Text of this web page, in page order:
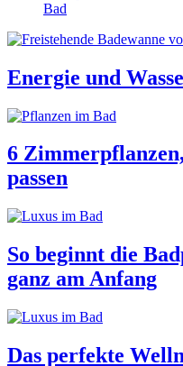
Bad
Energie und
6
passen
So beginnt die
ganz am Anfang
Das perfekte